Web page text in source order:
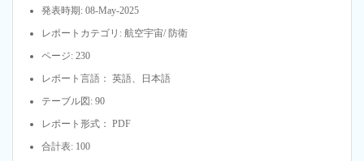
発表時期: 08-May-2025
レポートカテゴリ: 航空宇宙/ 防衛
ページ: 230
レポート言語： 英語、日本語
テーブル図: 90
レポート形式： PDF
合計表: 100